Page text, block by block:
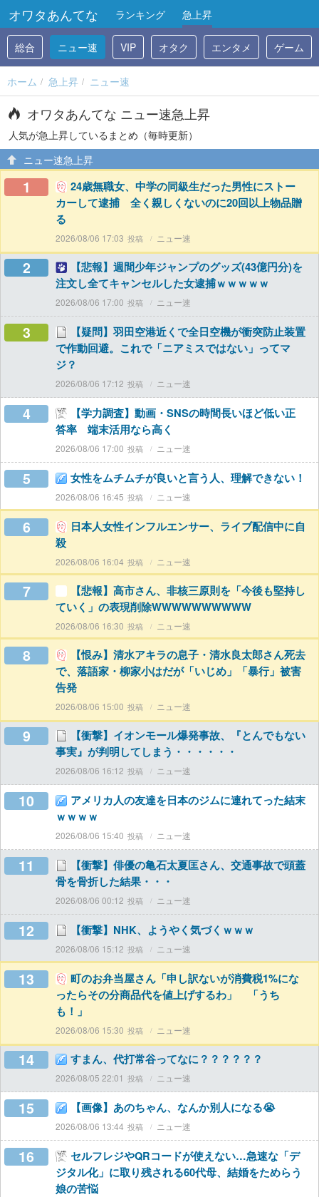
オワタあんてな ランキング 急上昇
総合 ニュー速 VIP オタク エンタメ ゲーム
ホーム 急上昇 ニュー速
オワタあんてな ニュー速急上昇
人気が急上昇しているまとめ（毎時更新）
ニュー速急上昇
1
24歳無職女、中学の同級生だった男性にストー
カーして逮捕 全く親しくないのに20回以上物品贈
る
2026/08/06 17:03 ニュー速
2
【悲報】週間少年ジャンプのグッズ(43億円分)を
注文し全てキャンセルした女逮捕ｗｗｗｗｗ
2026/08/06 17:00 ニュー速
3
【疑問】羽田空港近くで全日空機が衝突防止装置
で作動回避。これで「ニアミスではない」ってマ
ジ？
2026/08/06 17:12 ニュー速
4
【学力調査】動画・SNSの時間長いほど低い正
答率 端末活用なら高く
2026/08/06 17:00 ニュー速
5 女性をムチムチが良いと言う人、理解できない！
2026/08/06 16:45 ニュー速
6
日本人女性インフルエンサー、ライブ配信中に自
殺
2026/08/06 16:04 ニュー速
7
【悲報】高市さん、非核三原則を「今後も堅持し
ていく」の表現削除WWWWWWWWWW
2026/08/06 16:30 ニュー速
8
【恨み】清水アキラの息子・清水良太郎さん死去
で、落語家・柳家小はだが「いじめ」「暴行」被害
告発
2026/08/06 15:00 ニュー速
9
【衝撃】イオンモール爆発事故、『とんでもない
事実』が判明してしまう・・・・・・
2026/08/06 16:12 ニュー速
10
アメリカ人の友達を日本のジムに連れてった結末
ｗｗｗｗ
2026/08/06 15:40 ニュー速
11
【衝撃】俳優の亀石太夏匡さん、交通事故で頭蓋
骨を骨折した結果・・・
2026/08/06 00:12 ニュー速
12 【衝撃】NHK、ようやく気づくｗｗｗ
2026/08/06 15:12 ニュー速
13
町のお弁当屋さん「申し訳ないが消費税1%にな
ったらその分商品代を値上げするわ」 「うち
も！」
2026/08/06 15:30 ニュー速
14 すまん、代打常谷ってなに？？？？？？
2026/08/05 22:01 ニュー速
15 【画像】あのちゃん、なんか別人になる😭
2026/08/06 13:44 ニュー速
16
セルフレジやQRコードが使えない…急速な「デ
ジタル化」に取り残される60代母、結婚をためらう
娘の苦悩